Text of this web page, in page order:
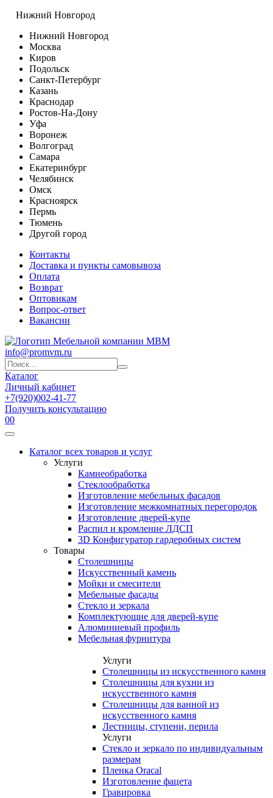
Нижний Новгород
Нижний Новгород
Москва
Киров
Подольск
Санкт-Петербург
Казань
Краснодар
Ростов-На-Дону
Уфа
Воронеж
Волгоград
Самара
Екатеринбург
Челябинск
Омск
Красноярск
Пермь
Тюмень
Другой город
Контакты
Доставка и пункты самовывоза
Оплата
Возврат
Оптовикам
Вопрос-ответ
Вакансии
info@promvm.ru
Каталог
Личный кабинет
+7(920)002-41-77
Получить консультацию
00
Каталог всех товаров и услуг
Услуги
Камнеобработка
Стеклообработка
Изготовление мебельных фасадов
Изготовление межкомнатных перегородок
Изготовление дверей-купе
Распил и кромление ЛДСП
3D Конфигуратор гардеробных систем
Товары
Столешницы
Искусственный камень
Мойки и смесители
Мебельные фасады
Стекло и зеркала
Комплектующие для дверей-купе
Алюминиевый профиль
Мебельная фурнитура
Услуги
Столешницы из искусственного камня
Столешницы для кухни из
искусственного камня
Столешницы для ванной из
искусственного камня
Лестницы, ступени, перила
Услуги
Стекло и зеркало по индивидуальным
размерам
Пленка Oracal
Изготовление фацета
Гравировка